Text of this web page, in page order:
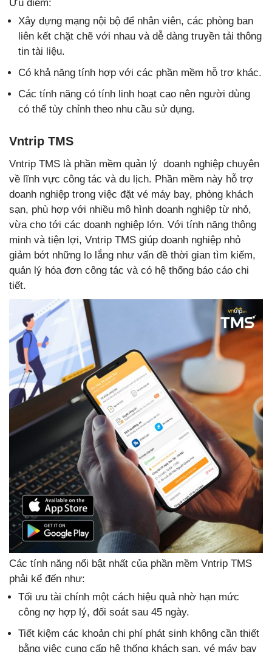
Ưu điểm:
Xây dựng mạng nội bộ để nhân viên, các phòng ban
liên kết chặt chẽ với nhau và dễ dàng truyền tải thông
tin tài liệu.
Có khả năng tính hợp với các phần mềm hỗ trợ khác.
Các tính năng có tính linh hoạt cao nên người dùng
có thể tùy chỉnh theo nhu cầu sử dụng.
Vntrip TMS
Vntrip TMS là phần mềm quản lý doanh nghiệp chuyên
về lĩnh vực công tác và du lịch. Phần mềm này hỗ trợ
doanh nghiệp trong việc đặt vé máy bay, phòng khách
sạn, phù hợp với nhiều mô hình doanh nghiệp từ nhỏ,
vừa cho tới các doanh nghiệp lớn. Với tính năng thông
minh và tiện lợi, Vntrip TMS giúp doanh nghiệp nhỏ
giảm bớt những lo lắng như vấn đề thời gian tìm kiếm,
quản lý hóa đơn công tác và có hệ thống báo cáo chi
tiết.
Các tính năng nổi bật nhất của phần mềm Vntrip TMS
phải kể đến như:
Tối ưu tài chính một cách hiệu quả nhờ hạn mức
công nợ hợp lý, đối soát sau 45 ngày.
Tiết kiệm các khoản chi phí phát sinh không cần thiết
bằng việc cung cấp hệ thống khách sạn, vé máy bay